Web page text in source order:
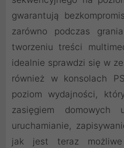
gwarantują
zarówno podczas
tworzeniu treści
idealnie sprawdzi się w
również w konsolach
poziom wydajności,
zasięgiem domowych
uruchamianie,
jak jest teraz możliwe